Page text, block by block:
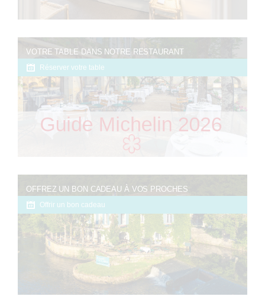
VOTRE TABLE DANS NOTRE RESTAURANT
Réserver votre table
OFFREZ UN BON CADEAU À VOS PROCHES
Offrir un bon cadeau